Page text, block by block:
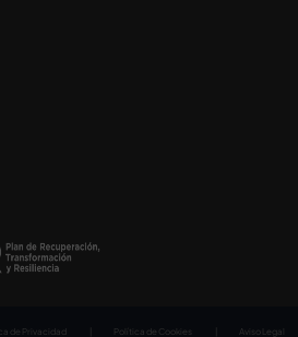
de Privacidad Política de Cookies Aviso Legal